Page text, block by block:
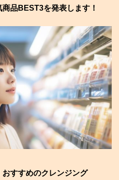
品BEST3を発表します！
おすすめのクレンジング